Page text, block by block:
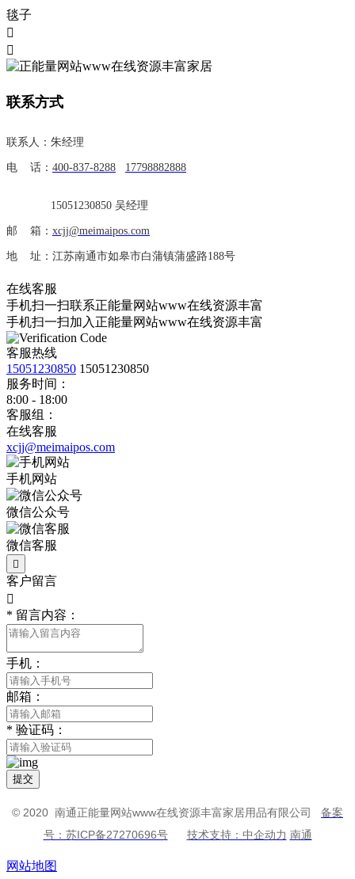
毯子


联系方式
联系人：朱经理
电 话： 400-837-8288 17798882888
15051230850 吴经理
邮 箱： xcjj@meimaipos.com
地 址：江苏南通市如皋市白蒲镇蒲盛路188号
在线客服
手机扫一扫联系正能量网站www在线资源丰富
手机扫一扫加入正能量网站www在线资源丰富
客服热线
15051230850 15051230850
服务时间：
8:00 - 18:00
客服组：
在线客服
xcjj@meimaipos.com
手机网站
微信公众号
微信客服

客户留言

* 留言内容：
手机：
邮箱：
* 验证码：
提交
© 2020 南通正能量网站www在线资源丰富家居用品有限公司 备案
号：苏ICP备27270696号
技术支持：中企动力 南通
网站地图